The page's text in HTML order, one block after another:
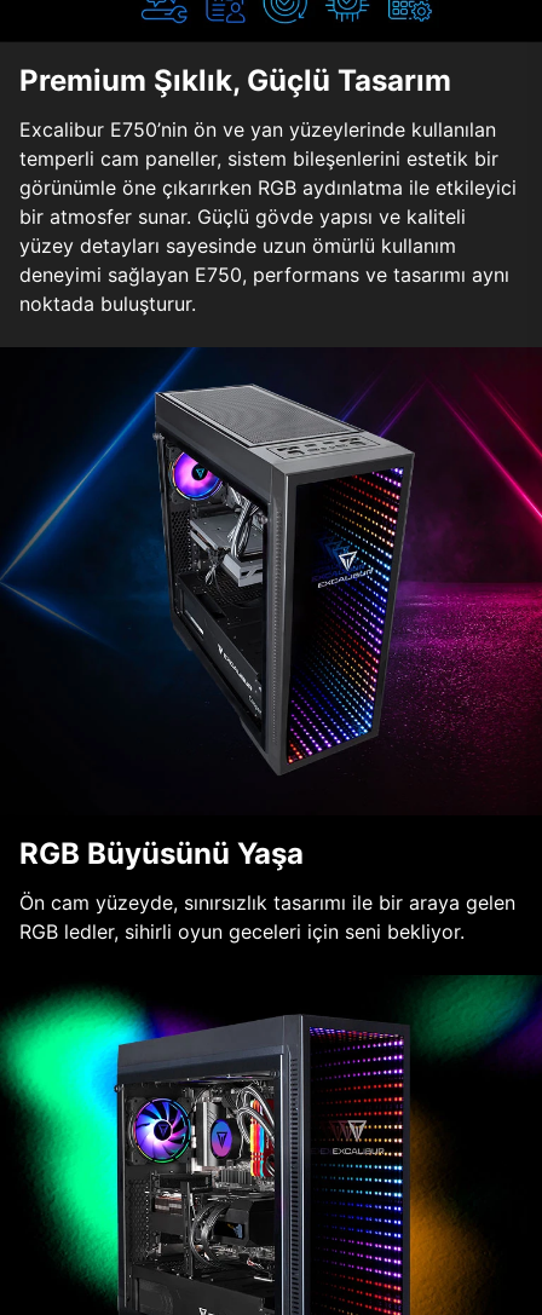
Premium Şıklık, Güçlü Tasarım
Excalibur E750’nin ön ve yan yüzeylerinde kullanılan
temperli cam paneller, sistem bileşenlerini estetik bir
görünümle öne çıkarırken RGB aydınlatma ile etkileyici
bir atmosfer sunar. Güçlü gövde yapısı ve kaliteli
yüzey detayları sayesinde uzun ömürlü kullanım
deneyimi sağlayan E750, performans ve tasarımı aynı
noktada buluşturur.
RGB Büyüsünü Yaşa
Ön cam yüzeyde, sınırsızlık tasarımı ile bir araya gelen
RGB ledler, sihirli oyun geceleri için seni bekliyor.